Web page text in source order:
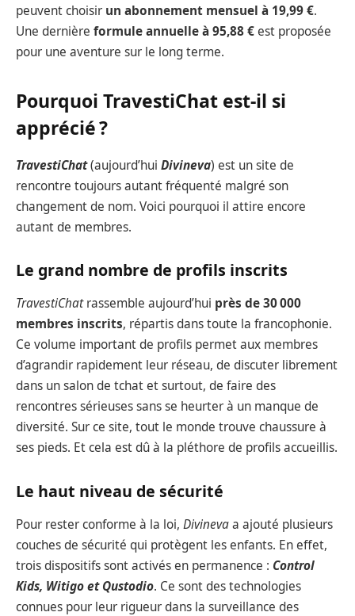
peuvent choisir un abonnement mensuel à 19,99 €.
Une dernière formule annuelle à 95,88 €est proposée
pour une aventure sur le long terme.
Pourquoi TravestiChat est-il si
apprécié ?
TravestiChat(aujourd’hui Divineva) est un site de
rencontre toujours autant fréquenté malgré son
changement de nom. Voici pourquoi il attire encore
autant de membres.
Le grand nombre de profils inscrits
TravestiChatrassemble aujourd’hui près de 30 000
membres inscrits, répartis dans toute la francophonie.
Ce volume important de profils permet aux membres
d’agrandir rapidement leur réseau, de discuter librement
dans un salon de tchat et surtout, de faire des
rencontres sérieuses sans se heurter à un manque de
diversité. Sur ce site, tout le monde trouve chaussure à
ses pieds. Et cela est dû à la pléthore de profils accueillis.
Le haut niveau de sécurité
Pour rester conforme à la loi, Divinevaa ajouté plusieurs
couches de sécurité qui protègent les enfants. En effet,
trois dispositifs sont activés en permanence : Control
Kids, Witigo et Qustodio. Ce sont des technologies
connues pour leur rigueur dans la surveillance des